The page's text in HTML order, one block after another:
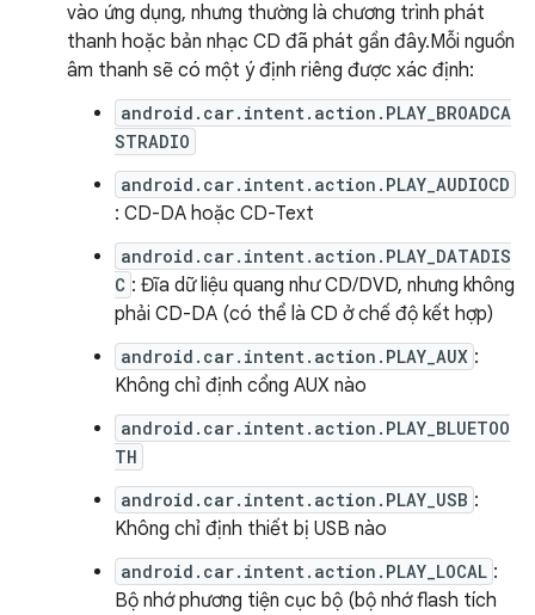
vào ứng dụng, nhưng thường là chương trình phát
thanh hoặc bản nhạc CD đã phát gần đây.Mỗi nguồn
âm thanh sẽ có một ý định riêng được xác định:
android.car.intent.action.PLAY_BROADCA
STRADIO
android.car.intent.action.PLAY_AUDIOCD
: CD-DA hoặc CD-Text
android.car.intent.action.PLAY_DATADIS
C : Đĩa dữ liệu quang như CD/DVD, nhưng không
phải CD-DA (có thể là CD ở chế độ kết hợp)
android.car.intent.action.PLAY_AUX :
Không chỉ định cổng AUX nào
android.car.intent.action.PLAY_BLUETOO
TH
android.car.intent.action.PLAY_USB :
Không chỉ định thiết bị USB nào
android.car.intent.action.PLAY_LOCAL :
Bộ nhớ phương tiện cục bộ (bộ nhớ flash tích